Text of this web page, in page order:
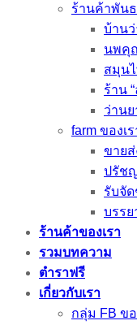
ร้านค้าพัน
บ้าน
นพคุ
สมุน
ร้าน
ว่าน
farm ของเร
ขาย
ปรัช
รับจั
บรร
ร้านค้าของเรา
รวมบทความ
ตำราฟรี
เกี่ยวกับเรา
กลุ่ม FB ขอ